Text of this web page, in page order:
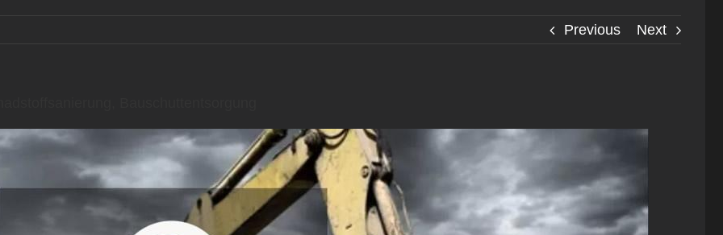
Previous Next